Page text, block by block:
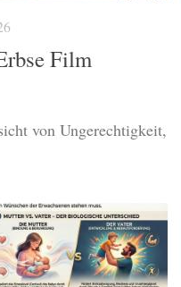
Film
von Ungerechtigkeit,